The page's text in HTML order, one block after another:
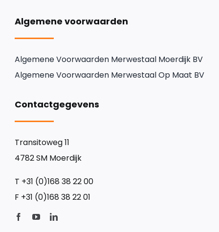
Algemene voorwaarden
Algemene Voorwaarden Merwestaal Moerdijk BV
Algemene Voorwaarden Merwestaal Op Maat BV
Contactgegevens
Transitoweg 11
4782 SM Moerdijk
T +31 (0)168 38 22 00
F +31 (0)168 38 22 01